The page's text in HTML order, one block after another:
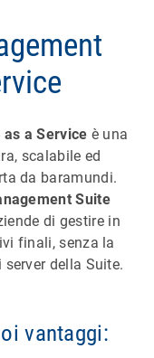
a Service è una
scalabile ed
da baramundi.
Suite
di gestire in
finali, senza la
della Suite.
vantaggi: